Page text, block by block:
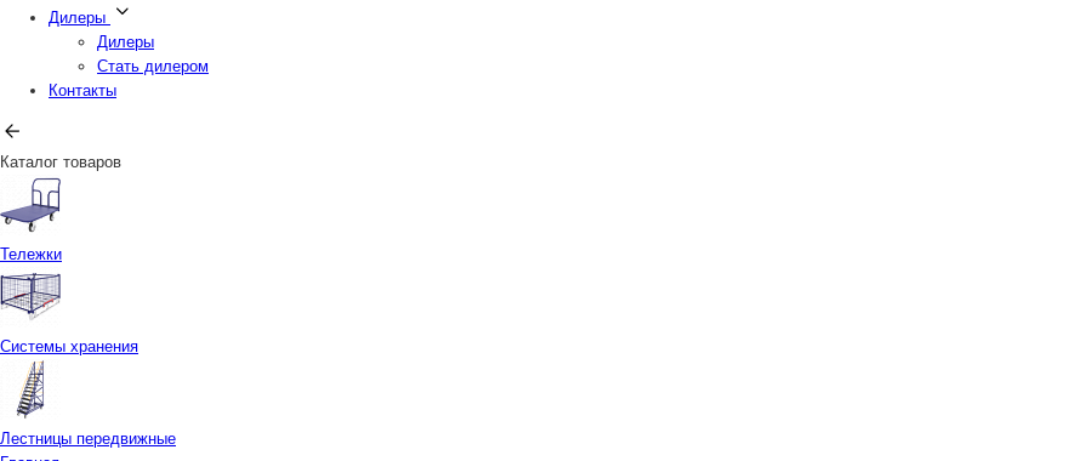
Дилеры
Дилеры
Стать дилером
Контакты
Каталог товаров
Тележки
Системы хранения
Лестницы передвижные